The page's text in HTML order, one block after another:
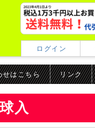
ログイン
せはこちら リンク
入